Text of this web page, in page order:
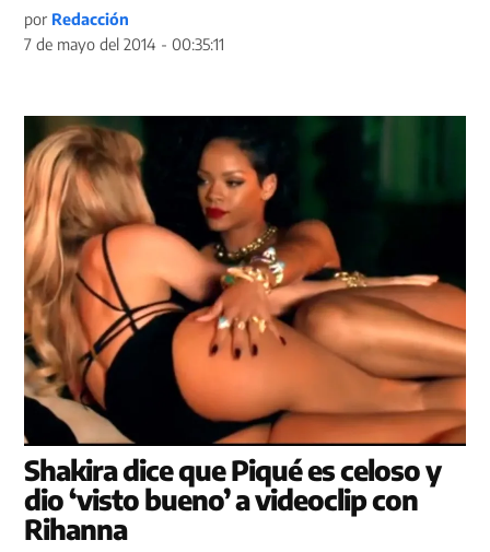
por Redacción
7 de mayo del 2014 - 00:35:11
Shakira dice que Piqué es celoso y
dio ‘visto bueno’ a videoclip con
Rihanna